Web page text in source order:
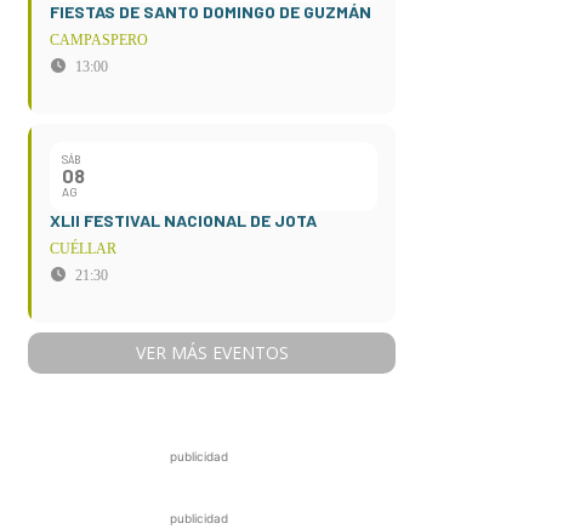
FIESTAS DE SANTO DOMINGO DE GUZMÁN
CAMPASPERO
13:00
SÁB
08
AG
XLII FESTIVAL NACIONAL DE JOTA
CUÉLLAR
21:30
VER MÁS EVENTOS
publicidad
publicidad